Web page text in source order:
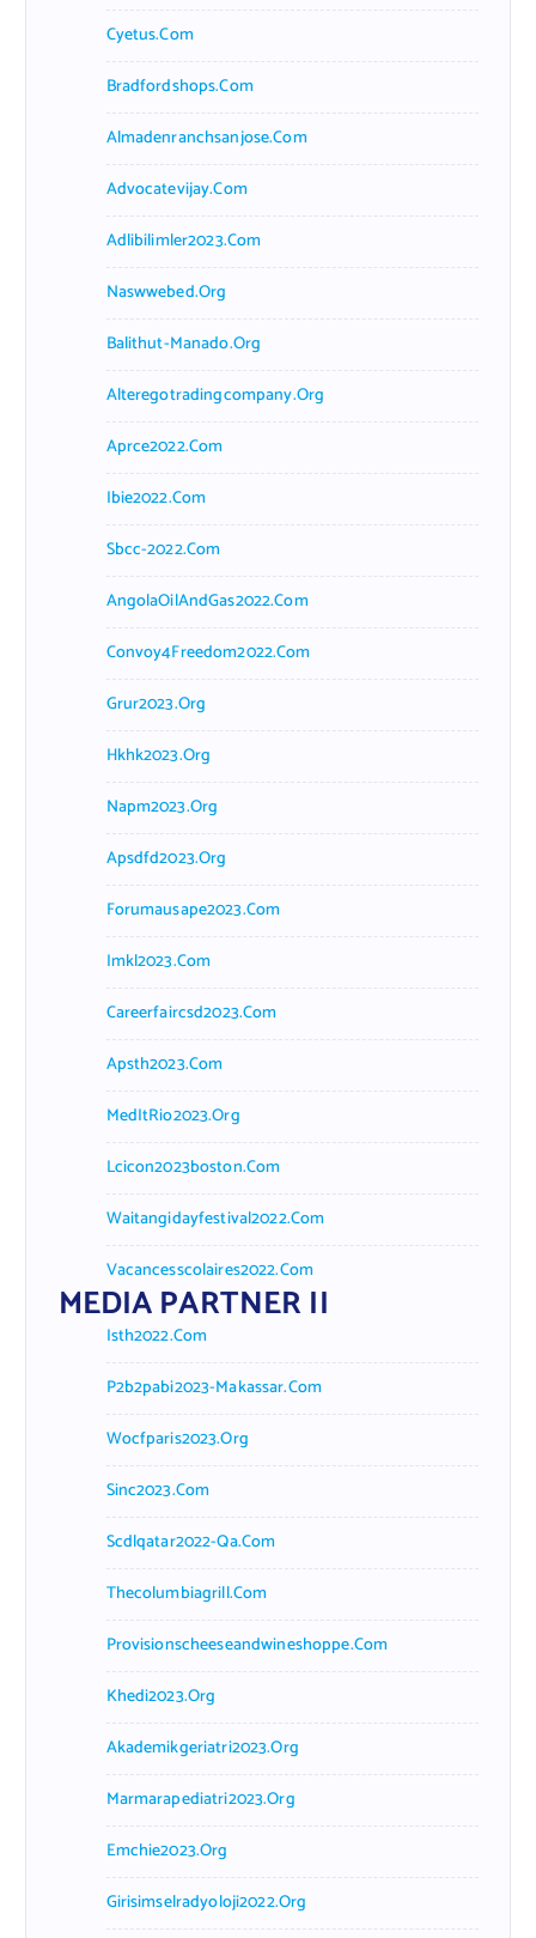
Cyetus.com
Bradfordshops.com
Almadenranchsanjose.com
Advocatevijay.com
Adlibilimler2023.com
Naswwebed.org
Balithut-Manado.org
Alteregotradingcompany.org
Aprce2022.com
Ibie2022.com
Sbcc-2022.com
AngolaOilAndGas2022.com
Convoy4Freedom2022.com
Grur2023.org
Hkhk2023.org
Napm2023.org
Apsdfd2023.org
Forumausape2023.com
Imkl2023.com
Careerfaircsd2023.com
Apsth2023.com
MedItRio2023.org
Lcicon2023boston.com
Waitangidayfestival2022.com
Vacancesscolaires2022.com
MEDIA PARTNER II
Isth2022.com
P2b2pabi2023-Makassar.com
Wocfparis2023.org
Sinc2023.com
Scdlqatar2022-Qa.com
Thecolumbiagrill.com
Provisionscheeseandwineshoppe.com
Khedi2023.org
Akademikgeriatri2023.org
Marmarapediatri2023.org
Emchie2023.org
Girisimselradyoloji2022.org